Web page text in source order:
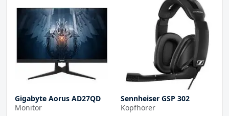
Gigabyte Aorus AD27QD
Monitor
Sennheiser GSP 302
Kopfhörer